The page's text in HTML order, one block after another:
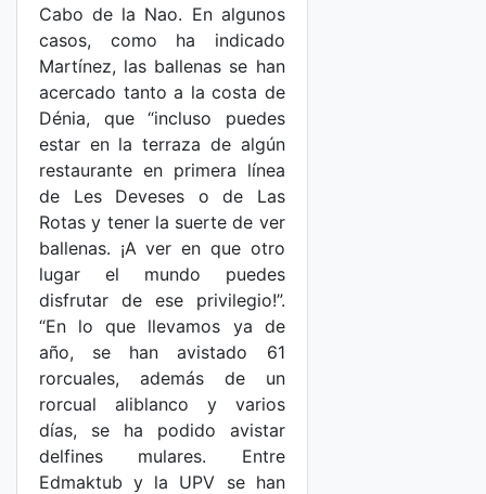
Cabo de la Nao. En algunos
casos, como ha indicado
Martínez, las ballenas se han
acercado tanto a la costa de
Dénia, que “incluso puedes
estar en la terraza de algún
restaurante en primera línea
de Les Deveses o de Las
Rotas y tener la suerte de ver
ballenas. ¡A ver en que otro
lugar el mundo puedes
disfrutar de ese privilegio!”.
“En lo que llevamos ya de
año, se han avistado 61
rorcuales, además de un
rorcual aliblanco y varios
días, se ha podido avistar
delfines mulares. Entre
Edmaktub y la UPV se han